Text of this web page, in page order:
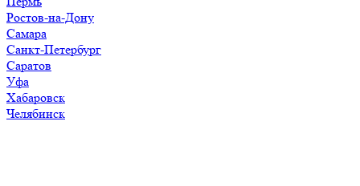
Ростов-на-Дону
Самара
Санкт-Петербург
Саратов
Уфа
Хабаровск
Челябинск